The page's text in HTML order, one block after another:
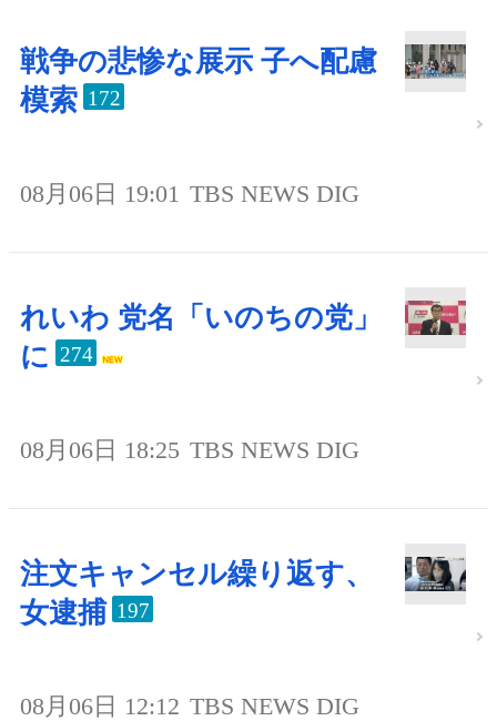
戦争の悲惨な展示 子へ配慮
模索 172
08月06日 19:01 TBS NEWS DIG
れいわ 党名「いのちの党」
に 274
08月06日 18:25 TBS NEWS DIG
注文キャンセル繰り返す、
女逮捕 197
08月06日 12:12 TBS NEWS DIG